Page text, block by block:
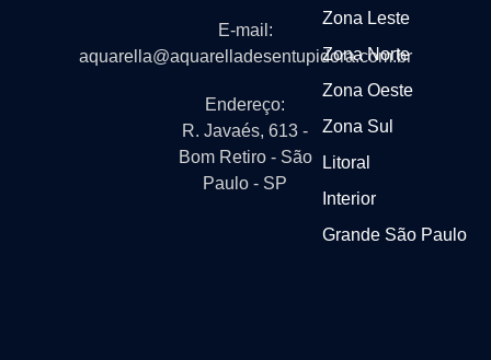
E-mail:
aquarella@aquarelladesentupidora.com.br
Endereço:
R. Javaés, 613 -
Bom Retiro - São
Paulo - SP
Zona Leste
Zona Norte
Zona Oeste
Zona Sul
Litoral
Interior
Grande São Paulo